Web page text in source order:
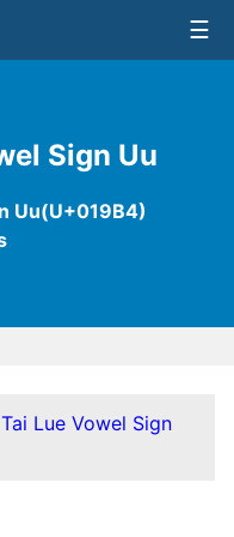
Sign Uu
Uu(U+019B4)
☰
Lue Vowel Sign